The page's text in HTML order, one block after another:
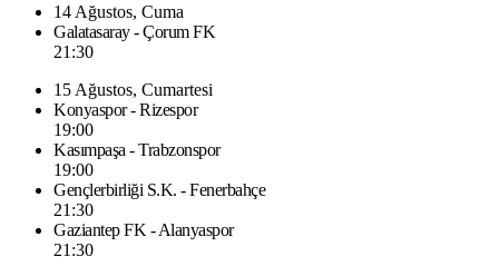
14 Ağustos, Cuma
Galatasaray - Çorum FK
21:30
15 Ağustos, Cumartesi
Konyaspor - Rizespor
19:00
Kasımpaşa - Trabzonspor
19:00
Gençlerbirliği S.K. - Fenerbahçe
21:30
Gaziantep FK - Alanyaspor
21:30